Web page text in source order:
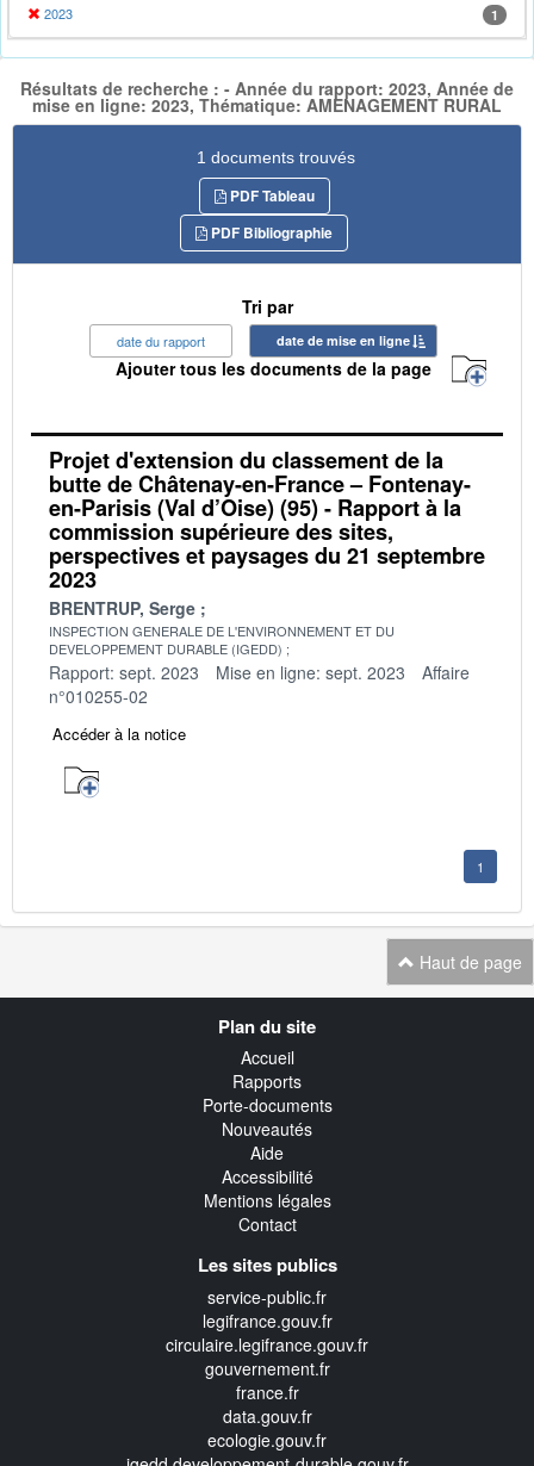
2023 1
Résultats de recherche : - Année du rapport: 2023, Année de
mise en ligne: 2023, Thématique: AMENAGEMENT RURAL
1 documents trouvés
PDF Tableau
PDF Bibliographie
Tri par
date du rapport date de mise en ligne
Ajouter tous les documents de la page
Projet d'extension du classement de la
butte de Châtenay-en-France – Fontenay-
en-Parisis (Val d’Oise) (95) - Rapport à la
commission supérieure des sites,
perspectives et paysages du 21 septembre
2023
BRENTRUP, Serge
INSPECTION GENERALE DE L'ENVIRONNEMENT ET DU
DEVELOPPEMENT DURABLE (IGEDD)
Rapport: sept. 2023 Mise en ligne: sept. 2023
Affaire
n°010255-02
Accéder à la notice
1
Haut de page
Plan du site
Accueil
Rapports
Porte-documents
Nouveautés
Aide
Accessibilité
Mentions légales
Contact
Les sites publics
service-public.fr
legifrance.gouv.fr
circulaire.legifrance.gouv.fr
gouvernement.fr
france.fr
data.gouv.fr
ecologie.gouv.fr